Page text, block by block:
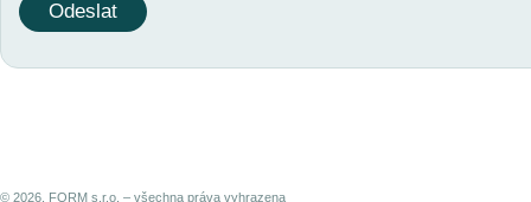
© 2026, FORM s.r.o. – všechna práva vyhrazena